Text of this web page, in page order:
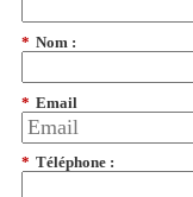
* Nom :
* Email
* Téléphone :